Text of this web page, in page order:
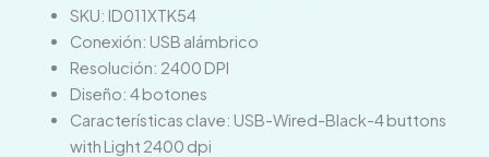
SKU: ID011XTK54
Conexión: USB alámbrico
Resolución: 2400 DPI
Diseño: 4 botones
Características clave: USB-Wired-Black-4 buttons
with Light 2400 dpi